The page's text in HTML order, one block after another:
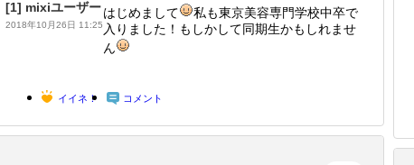
[1] mixiユーザー
2018年10月26日 11:25
はじめまして
私も東京美容専門学校中卒で
入りました！もしかして同期生かもしれませ
ん
イイネ！ コメント